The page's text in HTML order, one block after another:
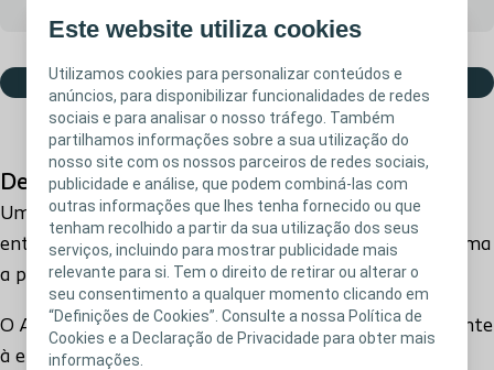
Este website utiliza cookies
Utilizamos cookies para personalizar conteúdos e
anúncios, para disponibilizar funcionalidades de redes
sociais e para analisar o nosso tráfego. Também
partilhamos informações sobre a sua utilização do
nosso site com os nossos parceiros de redes sociais,
publicidade e análise, que podem combiná-las com
outras informações que lhes tenha fornecido ou que
tenham recolhido a partir da sua utilização dos seus
serviços, incluindo para mostrar publicidade mais
relevante para si. Tem o direito de retirar ou alterar o
seu consentimento a qualquer momento clicando em
“Definições de Cookies”. Consulte a nossa Política de
Cookies e a Declaração de Privacidade para obter mais
informações.
Adicionar ao cesto
Descrição do produto
Um anel moldável que cria uma vedação estanque
entre o estoma e o dispositivo, protegendo dessa forma
a pele contra os efluentes do estoma.
O Anel Moldável Brava® é de longa duração e resistente
à erosão, permitindo-lhe manter um ajuste eficaz. É